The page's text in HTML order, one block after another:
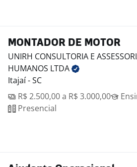
MONTADOR DE MOTOR
UNIRH CONSULTORIA E
HUMANOS LTDA
Itajaí - SC
R$ 2.500,00 a R$ 3.000,00
Presencial